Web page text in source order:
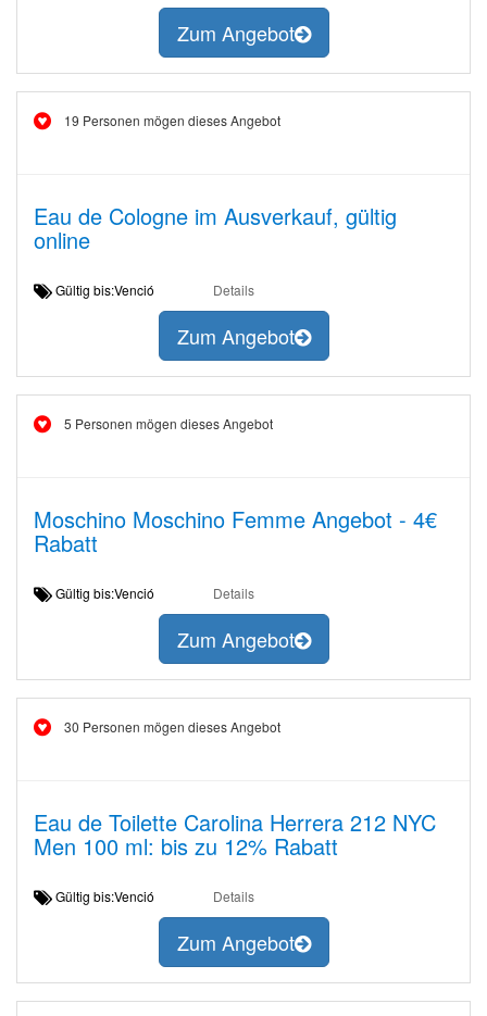
Zum Angebot
19 Personen mögen dieses Angebot
Eau de Cologne im Ausverkauf, gültig
online
Gültig bis:Venció Details
Zum Angebot
5 Personen mögen dieses Angebot
Moschino Moschino Femme Angebot - 4€
Rabatt
Gültig bis:Venció Details
Zum Angebot
30 Personen mögen dieses Angebot
Eau de Toilette Carolina Herrera 212 NYC
Men 100 ml: bis zu 12% Rabatt
Gültig bis:Venció Details
Zum Angebot